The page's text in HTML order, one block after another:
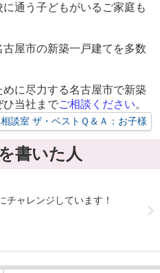
通う子どもがいるご家庭も
古屋市の新築一戸建てを多数
に尽力する名古屋市で新築
ひ当社までご相談ください。
談室 ザ・ベストＱ＆Ａ：お子様
書いた人
チャレンジしています！